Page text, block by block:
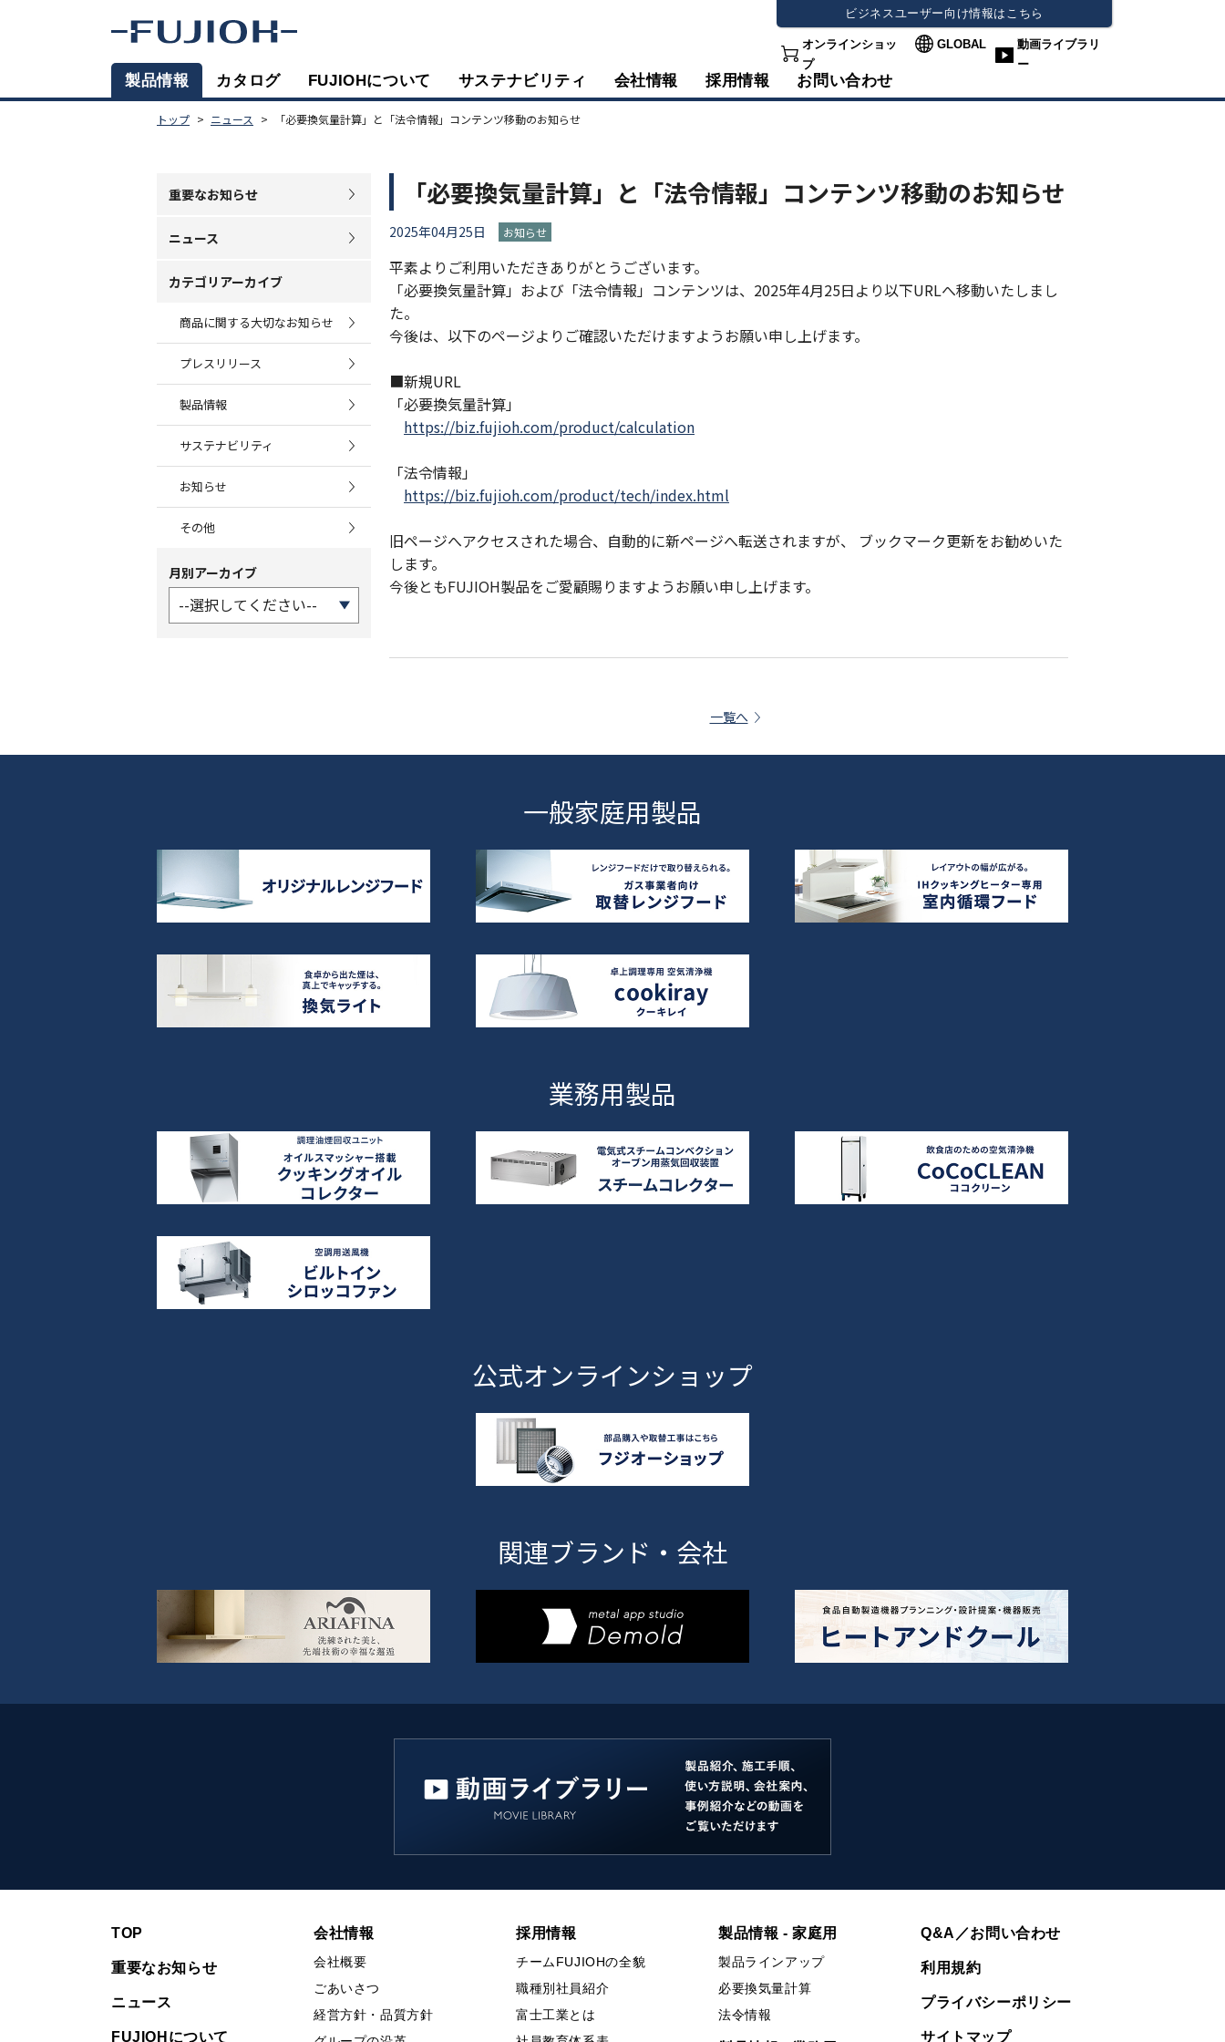
ビジネスユーザー向け情報はこちら
オンラインショッ
プ
GLOBAL
動画ライブラリ
ー
製品情報 カタログ FUJIOHについて サステナビリティ 会社情報 採用情報 お問い合わせ
トップ ニュース 「必要換気量計算」と「法令情報」コンテンツ移動のお知らせ
「必要換気量計算」と「法令情報」コンテンツ移動のお知らせ
2025年04月25日 お知らせ
平素よりご利用いただきありがとうございます。​
「必要換気量計算」および「法令情報」コンテンツは、2025年4月25日より以下URLへ移動いたしまし
た。​
今後は、以下のページよりご確認いただけますようお願い申し上げます。​
■新規URL
「必要換気量計算」
https://biz.fujioh.com/product/calculation
「法令情報」
https://biz.fujioh.com/product/tech/index.html
旧ページへアクセスされた場合、自動的に新ページへ転送されますが、 ブックマーク更新をお勧めいた
します。
今後ともFUJIOH製品をご愛顧賜りますようお願い申し上げます。
一覧へ
重要なお知らせ
ニュース
カテゴリアーカイブ
商品に関する大切なお知らせ
プレスリリース
製品情報
サステナビリティ
お知らせ
その他
月別アーカイブ
一般家庭用製品
業務用製品
公式オンラインショップ
関連ブランド・会社
TOP
重要なお知らせ
ニュース
FUJIOHについて
会社情報
会社概要
ごあいさつ
経営方針・品質方針
採用情報
チームFUJIOHの全貌
職種別社員紹介
富士工業とは
製品情報 - 家庭用
製品ラインアップ
必要換気量計算
法令情報
Q&A／お問い合わせ
利用規約
プライバシーポリシー
サイトマップ